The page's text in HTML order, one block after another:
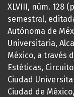
XLVIII, núm. 128
semestral,
Autónoma de
Universitaria,
México, a través
Estéticas,
Ciudad
Ciudad de